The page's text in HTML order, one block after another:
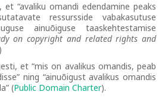
, et “avaliku omandi edendamine peaks
ressursside vabakasutuse
ainuõiguse taaskehtestamise
on copyright and related rights and
et “mis on avalikus omandis, peab
ning “ainuõigust avalikus omandis
(Public Domain Charter).